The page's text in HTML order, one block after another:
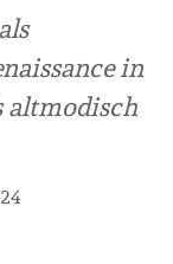
in
altmodisch